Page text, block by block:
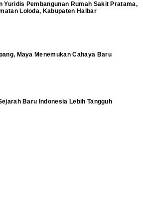
Yuridis Pembangunan Rumah Sakit Pratama,
Loloda, Kabupaten Halbar
Maya Menemukan Cahaya Baru
Baru Indonesia Lebih Tangguh